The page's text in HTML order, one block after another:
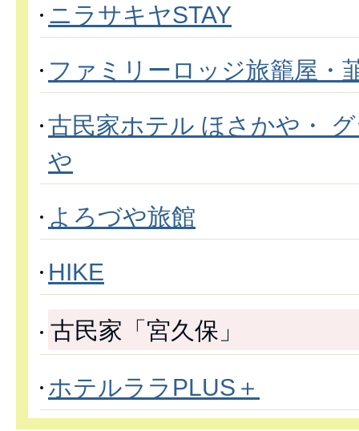
ニラサキヤSTAY
ファミリーロッジ旅籠屋・
古民家ホテル ほさかや・
や
よろづや旅館
HIKE
古民家「宮久保」
ホテルララPLUS＋